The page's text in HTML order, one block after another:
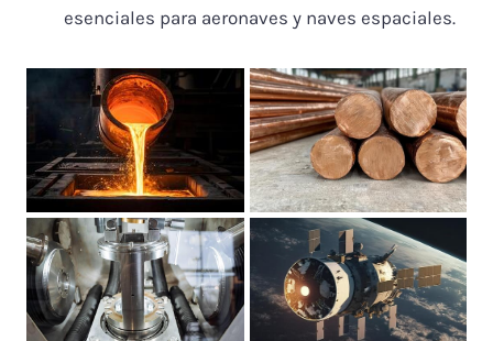
esenciales para aeronaves y naves espaciales.